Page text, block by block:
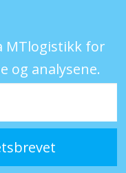
MTlogistikk for
og analysene.